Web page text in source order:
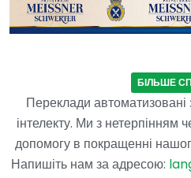
БІЛЬШЕ
Переклади
інтелекту. Ми з нетерпінням
допомогу в покращенні
Напишіть нам за адресою: